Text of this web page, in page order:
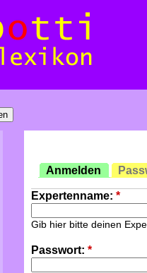
Anmelden
Expertenname: *
Gib hier bitte deinen
Passwort: *